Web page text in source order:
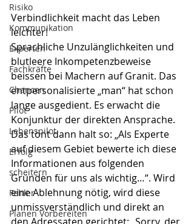
Risiko
Kommunikation
Experten
Fachkräfte
Chancen
Pilot
Lebenspilot
Erfolg
scheitern
Fehler
Planen Vorbereiten
Verbindlichkeit macht das Leben
leichter!
Sprachliche Unzulänglichkeiten und
blutleere Inkompetenzbeweise
beissen bei Machern auf Granit. Das
entpersonalisierte „man“ hat schon
lange ausgedient. Es erwacht die
Konjunktur der direkten Ansprache.
Das tönt dann halt so: „Als Experte
auf diesem Gebiet bewerte ich diese
Informationen aus folgenden
Gründen für uns als wichtig…“. Wird
eine Ablehnung nötig, wird diese
unmissverständlich und direkt an